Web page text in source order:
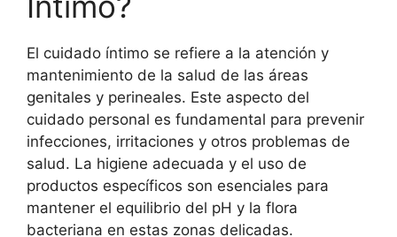
El cuidado íntimo se refiere a la atención y
mantenimiento de la salud de las áreas
genitales y perineales. Este aspecto del
cuidado personal es fundamental para prevenir
infecciones, irritaciones y otros problemas de
salud. La higiene adecuada y el uso de
productos específicos son esenciales para
mantener el equilibrio del pH y la flora
bacteriana en estas zonas delicadas.